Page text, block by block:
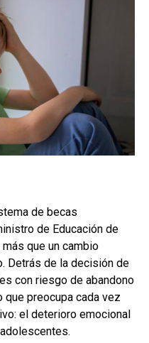
de becas
de Educación de
que un cambio
Detrás de la decisión de
con riesgo de abandono
preocupa cada vez
el deterioro emocional